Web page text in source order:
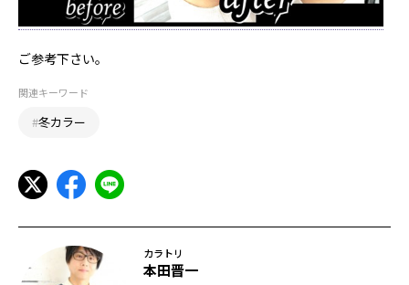
ご参考下さい。
関連キーワード
#冬カラー
カラトリ
本田晋一